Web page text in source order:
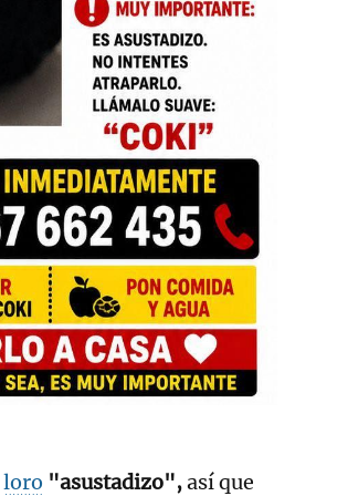
loro "asustadizo",así que